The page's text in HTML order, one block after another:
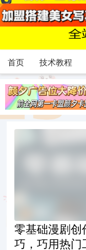
首页 技术教程
零基础漫剧
巧，巧用热